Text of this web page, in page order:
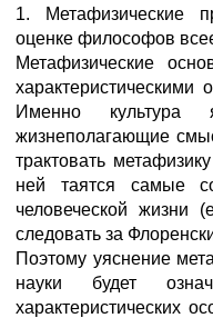
1. Метафизические
оценке философов
Метафизические
характеристи­ческими
Именно культура
жизнеполагающие
трактовать
ней таятся самые
человеческой жизни
следовать за
Поэтому уяснение
науки будет
характеристических